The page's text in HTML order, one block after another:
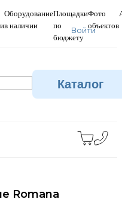
Оборудование
в наличии
Площадки
по
бюджету
Фото
объектов
Войти
Каталог
Romana